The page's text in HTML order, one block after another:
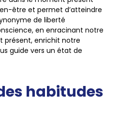
être et permet d’atteindre
de liberté
en enracinant notre
présent, enrichit notre
guide vers un état de
habitudes